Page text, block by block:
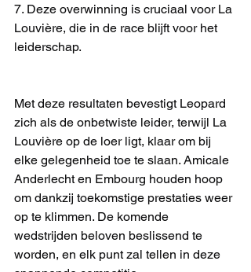
7. Deze overwinning is cruciaal voor La
Louvière, die in de race blijft voor het
leiderschap.
Met deze resultaten bevestigt Leopard
zich als de onbetwiste leider, terwijl La
Louvière op de loer ligt, klaar om bij
elke gelegenheid toe te slaan. Amicale
Anderlecht en Embourg houden hoop
om dankzij toekomstige prestaties weer
op te klimmen. De komende
wedstrijden beloven beslissend te
worden, en elk punt zal tellen in deze